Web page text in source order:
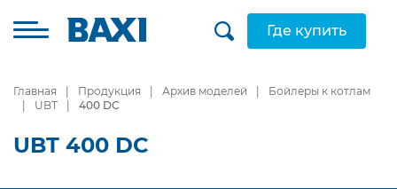
Где купить
Главная Продукция Архив моделей
Бойлеры к котлам
UBT
400 DC
UBT 400 DC